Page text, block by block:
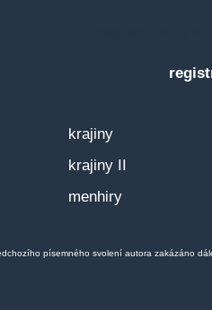
krajiny
krajiny II
menhiry
písemného svolení autora zakázáno